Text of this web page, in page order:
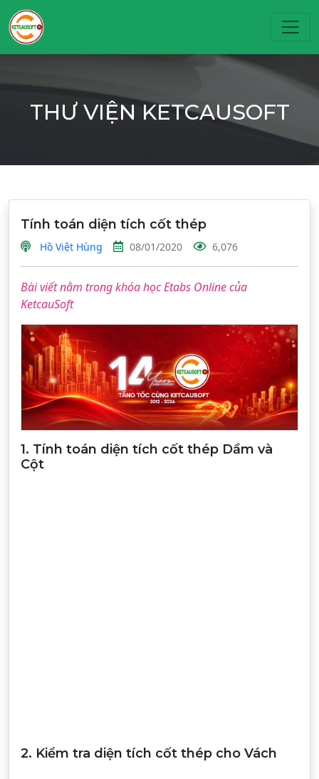
THƯ VIỆN KETCAUSOFT
Tính toán diện tích cốt thép
Hồ Việt Hùng 08/01/2020 6,076
Bài viết nằm trong khóa học Etabs Online của
KetcauSoft
1. Tính toán diện tích cốt thép Dầm và
Cột
2. Kiểm tra diện tích cốt thép cho Vách